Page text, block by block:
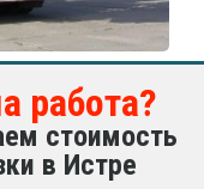
работа?
стоимость
в Истре